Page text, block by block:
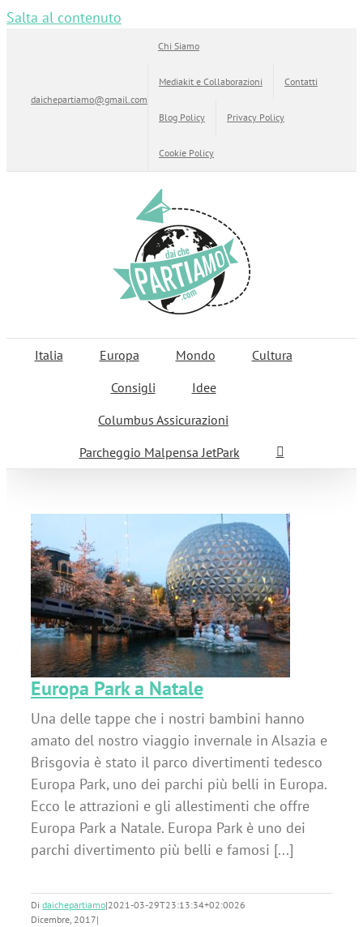
Salta al contenuto
daichepartiamo@gmail.com
Chi Siamo
Mediakit e Collaborazioni Contatti
Blog Policy Privacy Policy
Cookie Policy
Italia Europa Mondo
Cultura
Consigli
Idee
Columbus Assicurazioni
Parcheggio Malpensa JetPark
Europa Park a Natale
Una delle tappe che i nostri bambini hanno
amato del nostro viaggio invernale in Alsazia e
Brisgovia è stato il parco divertimenti tedesco
Europa Park, uno dei parchi più belli in Europa.
Ecco le attrazioni e gli allestimenti che offre
Europa Park a Natale. Europa Park è uno dei
parchi divertimento più belli e famosi [...]
Di daichepartiamo|2021-03-29T23:13:34+02:0026
Dicembre, 2017|